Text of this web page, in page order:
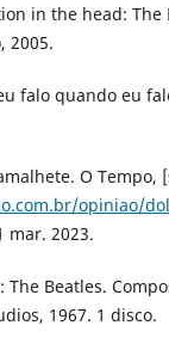
in the head:
2005.
falo quando eu
O
opiniao/
mar. 2023.
The Beatles.
1967. 1 disco.